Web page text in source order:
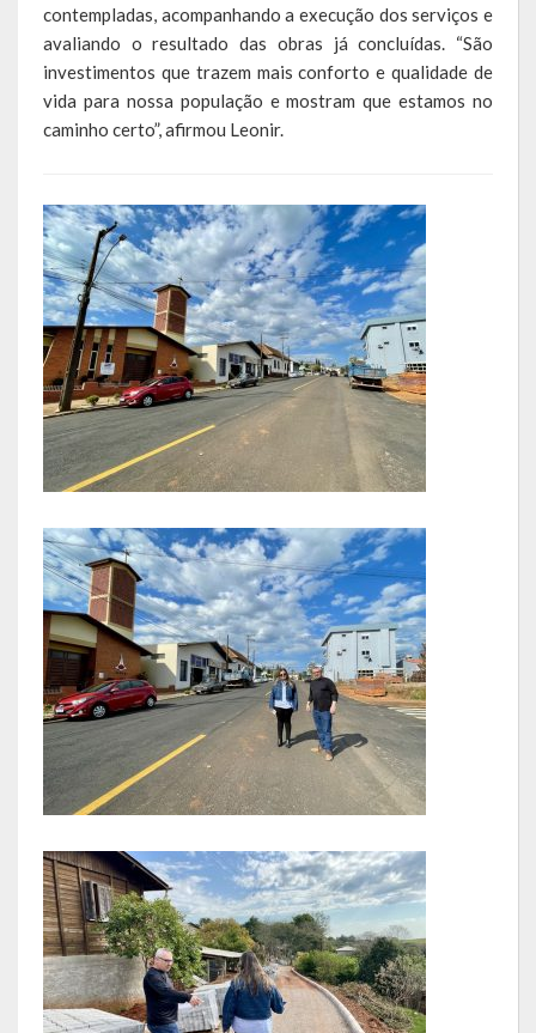
RGF – Relatório de Gestão Fiscal
RREO – Relatório Resumido da Execução Orçamentária
RC – Relatório Circunstanciado
PPA – Plano Plurianual
LDO – Lei de Diretrizes Orçamentárias
Acesso à Informação
Transparência
contempladas, acompanhando a execução dos serviços e
avaliando o resultado das obras já concluídas. “São
investimentos que trazem mais conforto e qualidade de
vida para nossa população e mostram que estamos no
caminho certo”, afirmou Leonir.